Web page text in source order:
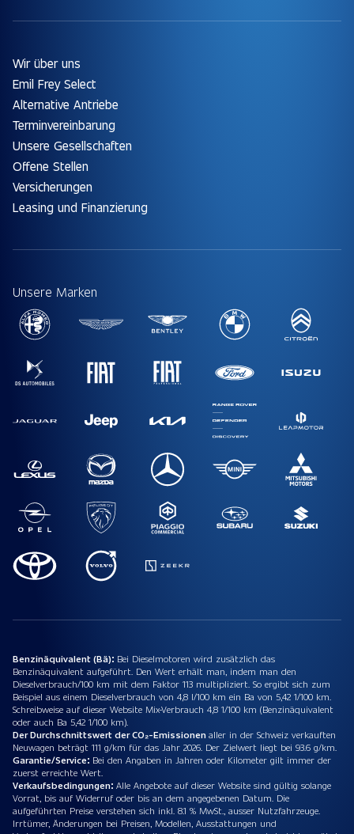
Wir über uns
Emil Frey Select
Alternative Antriebe
Terminvereinbarung
Unsere Gesellschaften
Offene Stellen
Versicherungen
Leasing und Finanzierung
Unsere Marken
Benzinäquivalent (Bä): Bei Dieselmotoren wird zusätzlich das
Benzinäquivalent aufgeführt. Den Wert erhält man, indem man den
Dieselverbrauch/100 km mit dem Faktor 113 multipliziert. So ergibt sich zum
Beispiel aus einem Dieselverbrauch von 4,8 l/100 km ein Ba von 5,42 1/100 km.
Schreibweise auf dieser Website Mix-Verbrauch 4,8 1/100 km (Benzinäquivalent
oder auch Ba 5,42 1/100 km).
Der Durchschnittswert der CO₂-Emissionenaller in der Schweiz verkauften
Neuwagen beträgt 111 g/km für das Jahr 2026. Der Zielwert liegt bei 93.6 g/km.
Garantie/Service: Bei den Angaben in Jahren oder Kilometer gilt immer der
zuerst erreichte Wert.
Verkaufsbedingungen: Alle Angebote auf dieser Website sind gültig solange
Vorrat, bis auf Widerruf oder bis an dem angegebenen Datum. Die
aufgeführten Preise verstehen sich inkl. 8.1 % MwSt., ausser Nutzfahrzeuge.
Irrtümer, Änderungen bei Preisen, Modellen, Ausstattungen und